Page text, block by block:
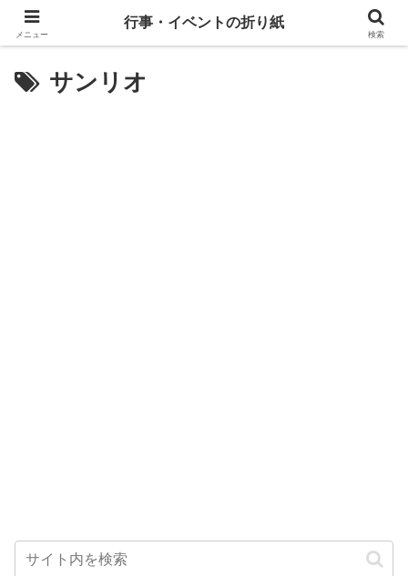
サンリオ
メニュー
行事・イベントの折り紙
検索